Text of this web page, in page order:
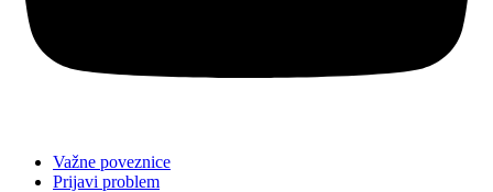
Važne poveznice
Prijavi problem